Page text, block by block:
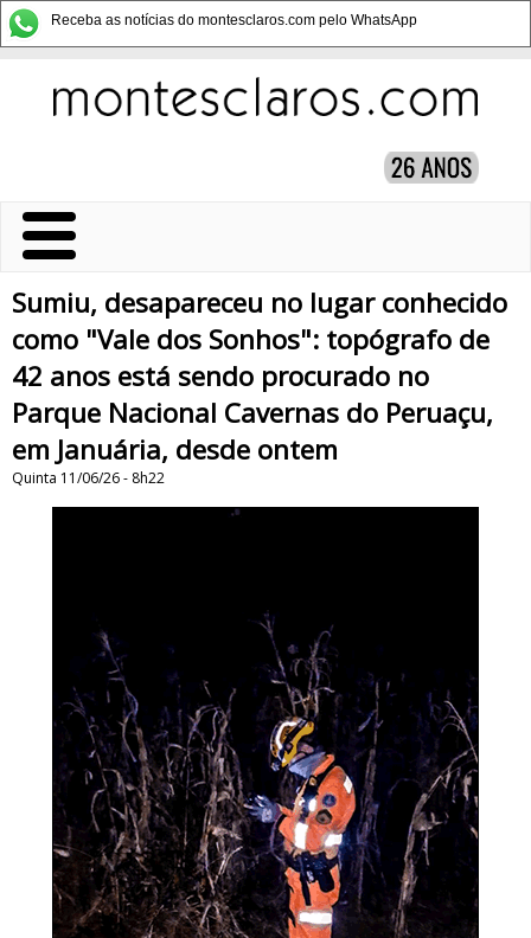
Receba as notícias do montesclaros.com pelo WhatsApp
Sumiu, desapareceu no lugar conhecido
como "Vale dos Sonhos": topógrafo de
42 anos está sendo procurado no
Parque Nacional Cavernas do Peruaçu,
em Januária, desde ontem
Quinta 11/06/26 - 8h22